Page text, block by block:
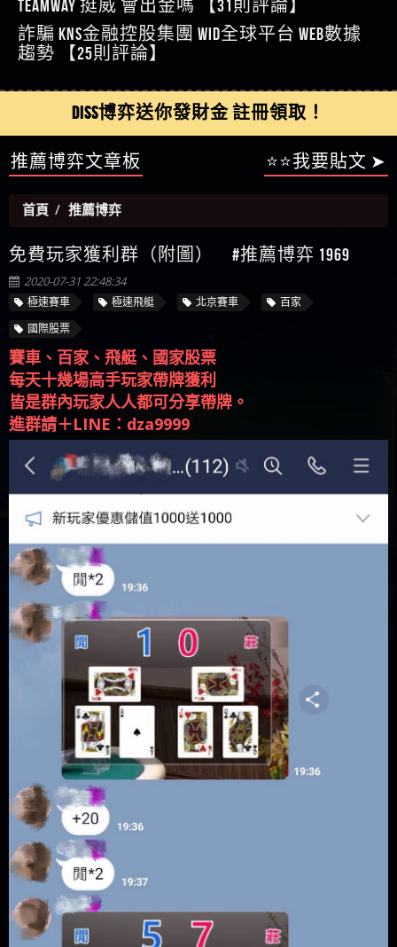
被機台運算專案詐騙的錢怎麼辦 本文教你如何拿
回被騙資金
騙 Hoyabit是真的嗎 被HoyabitHoyabit詐騙的錢怎麼辦
本文教你如何拿回被騙資金
中【免費討回資金賴zg369】KS.M多元化行銷是詐
騙嗎 KS.M多元化行銷是不是詐騙 KS.M多元化行銷是
真的嗎 被KS.M多元化行銷詐騙的錢怎麼辦 本文教
【其他問題】免費追回賴「zg369」深度解析野原
家 Family & Love如何詐騙 野原家 Family & Love是不是詐
騙 野原家 Family & Love是真的嗎 野原家 Family & Love是
【其他問題】元盈橋詐騙持續收割國人中【免費
討回資金賴zg369】元盈橋是詐騙嗎 元盈橋是不是
本文教你如何拿回被騙資金
【其他問題】被騙追回賴【zg369】M.L.Edge利用新
是詐騙 M.L.Edge是詐騙嗎 【M.L.Edge】M.L.Edge無法出
金 被M.L.Edge詐騙的錢一招拿回
費討回資金賴zg369】Robinhood是詐騙嗎 Robinhood是
不是詐騙 Robinhood是真的嗎 被Robinhood詐騙的錢怎
麼辦 本文教你如何拿回被騙資金
【其他問題】FLTO詐騙持續收割國人中【免費討回
資金賴zg369】FLTO是詐騙嗎 FLTO是不是詐騙 FLTO是
真的嗎 被FLTO詐騙的錢怎麼辦 本文教你如何拿回
被騙資金
【其他問題】 遇詐騙求救賴【zg369】八旬老翁被
ALYWS詐騙家破人亡 ALYWS是真的嗎 ALYWS是不是詐騙
ALYWS是詐騙嗎 （ALYWS）無法出金 請小心群組暗椿
【其他問題】 一招教你揭秘新型詐騙手法 （受害
者免費援助賴zg369）當當詐騙 當當是不是詐騙 當
利回報被騙的家破人亡
【林伊依】爛死了拉贏錢直接鎖帳號可以去吃屎
【陳靜茹】推薦小畢，我也是小畢的會員～～
【AVA娛樂城】還會自己做假對話來毀謗欸哈哈哈
【陳順堪】黑網不出金
【黃伊珊】不推薦爛公司
【陳順堪】星匯娛樂城出金幾次後贏錢就不給出
金
【陳順堪】黑網出金幾次後贏了就不出金出
【玩運彩】
【蘇俊曄】所以會出金嗎現在也是一樣的狀況
【侯依揚】廢物喔
TEAMWAY 挺威 會出金嗎 【31則評論】
詐騙 kns金融控股集團 WID全球平台 WEB數據
趨勢 【25則評論】
DISS博弈送你發財金 註冊領取！
推薦博弈文章板 ⭐⭐我要貼文 ➤
首頁 推薦博弈
免費玩家獲利群（附圖） #推薦博弈 1969
2020-07-31 22:48:34
極速賽車 極速飛艇 北京賽車
百家
國際股票
賽車、百家、飛艇、國家股票
每天十幾場高手玩家帶牌獲利
皆是群內玩家人人都可分享帶牌。
進群請＋LINE：dza9999